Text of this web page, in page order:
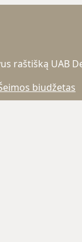
raštišką UAB
biudžetas